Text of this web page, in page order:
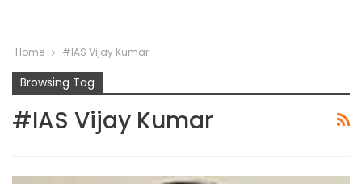
Home #IAS Vijay Kumar
Browsing Tag
#IAS Vijay Kumar